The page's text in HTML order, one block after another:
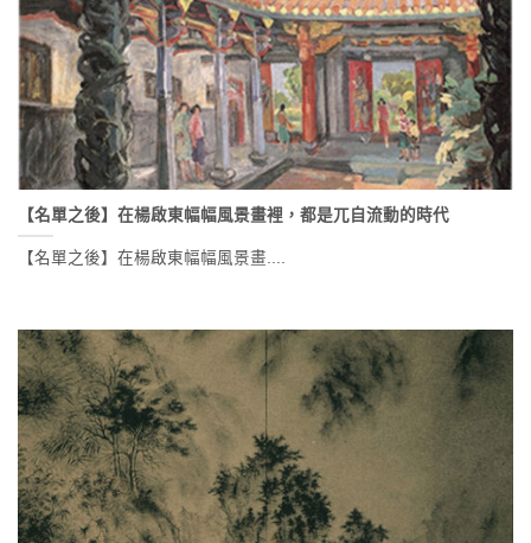
【名單之後】在楊啟東幅幅風景畫裡，都是兀自流動的時代
【名單之後】在楊啟東幅幅風景畫....